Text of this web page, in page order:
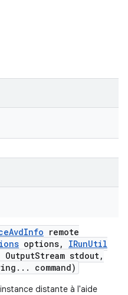
AvdInfo remote
options, IRunUtil
OutputStream stdout,
. . . command)
distante à l'aide